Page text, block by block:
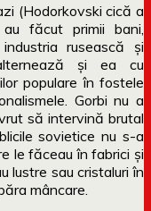
(Hodorkovski cică a
făcut primii bani,
rusească și
și ea cu
populare în fostele
Gorbi nu a
să intervină brutal
sovietice nu s-a
le făceau în fabrici și
lustre sau cristaluri în
mâncare.